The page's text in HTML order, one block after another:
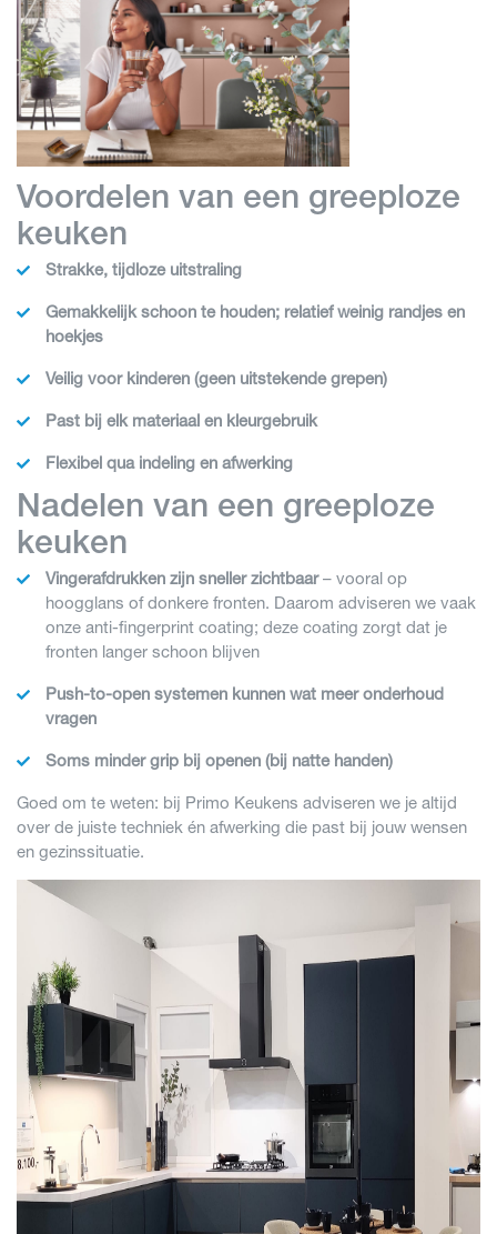
Voordelen van een greeploze
keuken
Strakke, tijdloze uitstraling
Gemakkelijk schoon te houden; relatief weinig randjes en
hoekjes
Veilig voor kinderen (geen uitstekende grepen)
Past bij elk materiaal en kleurgebruik
Flexibel qua indeling en afwerking
Nadelen van een greeploze
keuken
Vingerafdrukken zijn sneller zichtbaar– vooral op
hoogglans of donkere fronten. Daarom adviseren we vaak
onze anti-fingerprint coating; deze coating zorgt dat je
fronten langer schoon blijven
Push-to-open systemen kunnen wat meer onderhoud
vragen
Soms minder grip bij openen (bij natte handen)
Goed om te weten: bij Primo Keukens adviseren we je altijd
over de juiste techniek én afwerking die past bij jouw wensen
en gezinssituatie.